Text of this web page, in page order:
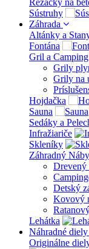
Rezačky na
Sústruhy
Záhrada
Altánky a
Fontána
Gril a Camping
Grily
Grily na
Hojdačka
Sauna
Sedáky a
Infražiariče
Skleníky
Záhradný
Drevený
Detský
Kovový
Lehátka
Náhradné diely
Originálne